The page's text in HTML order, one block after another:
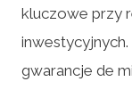
kluczowe przy
gwarancje de